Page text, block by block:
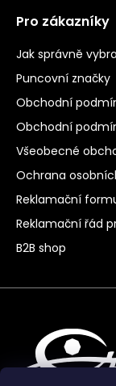
Pro zákazníky
Jak správně
Puncovní značky
Obchodní
Obchodní
Všeobecné
Ochrana
Reklamační
Reklamační řád
B2B shop